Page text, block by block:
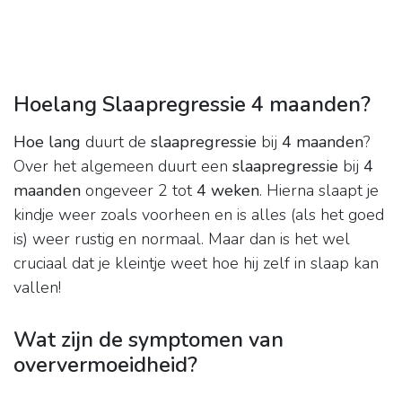
Hoelang Slaapregressie 4 maanden?
Hoe lang duurt de slaapregressie bij 4 maanden?
Over het algemeen duurt een slaapregressie bij 4
maanden ongeveer 2 tot4 weken. Hierna slaapt je
kindje weer zoals voorheen en is alles (als het goed
is) weer rustig en normaal. Maar dan is het wel
cruciaal dat je kleintje weet hoe hij zelf in slaap kan
vallen!
Wat zijn de symptomen van
oververmoeidheid?